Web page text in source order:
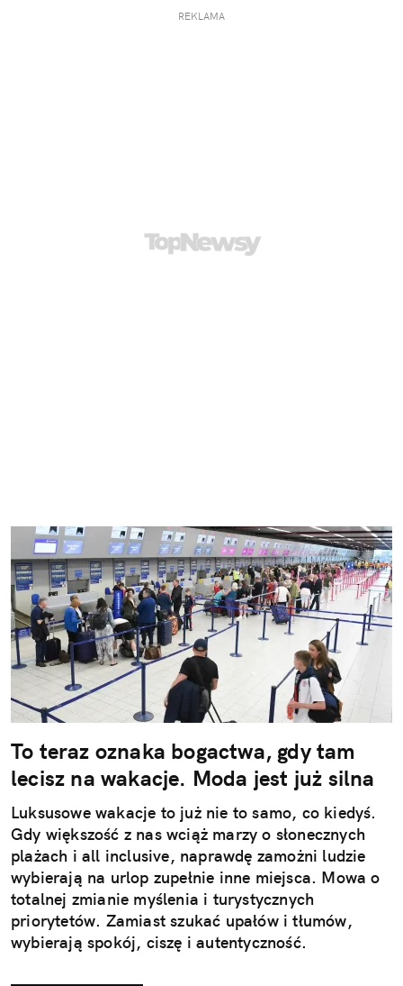
REKLAMA
To teraz oznaka bogactwa, gdy tam
lecisz na wakacje. Moda jest już silna
Luksusowe wakacje to już nie to samo, co kiedyś.
Gdy większość z nas wciąż marzy o słonecznych
plażach i all inclusive, naprawdę zamożni ludzie
wybierają na urlop zupełnie inne miejsca. Mowa o
totalnej zmianie myślenia i turystycznych
priorytetów. Zamiast szukać upałów i tłumów,
wybierają spokój, ciszę i autentyczność.